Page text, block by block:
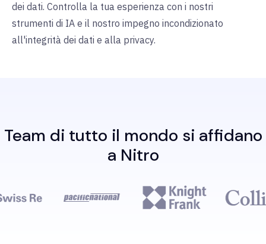
dei dati. Controlla la tua esperienza con i nostri
strumenti di IA e il nostro impegno incondizionato
all'integrità dei dati e alla privacy.
Team di tutto il mondo si affidano
a Nitro